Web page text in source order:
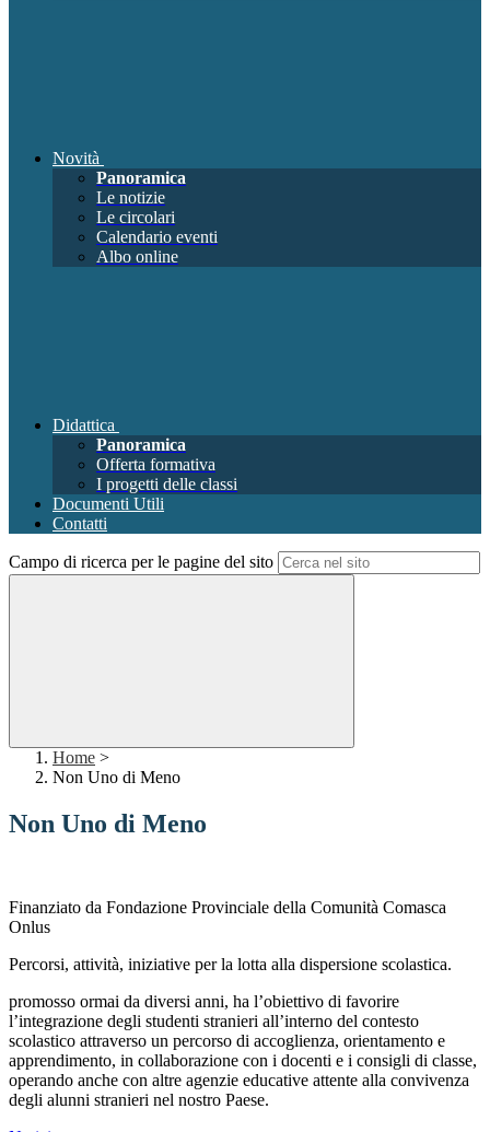
Novità
Panoramica
Le notizie
Le circolari
Calendario eventi
Albo online
Didattica
Panoramica
Offerta formativa
I progetti delle classi
Documenti Utili
Contatti
Campo di ricerca per le pagine del sito
Home >
Non Uno di Meno
Non Uno di Meno
Finanziato da Fondazione Provinciale della Comunità Comasca
Onlus
Percorsi, attività, iniziative per la lotta alla dispersione scolastica.
promosso ormai da diversi anni, ha l’obiettivo di favorire
l’integrazione degli studenti stranieri all’interno del contesto
scolastico attraverso un percorso di accoglienza, orientamento e
apprendimento, in collaborazione con i docenti e i consigli di classe,
operando anche con altre agenzie educative attente alla convivenza
degli alunni stranieri nel nostro Paese.